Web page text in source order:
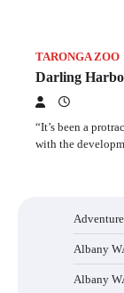
TARONGA ZOO
Darling
“It’s been a
with the
Albany
Albany